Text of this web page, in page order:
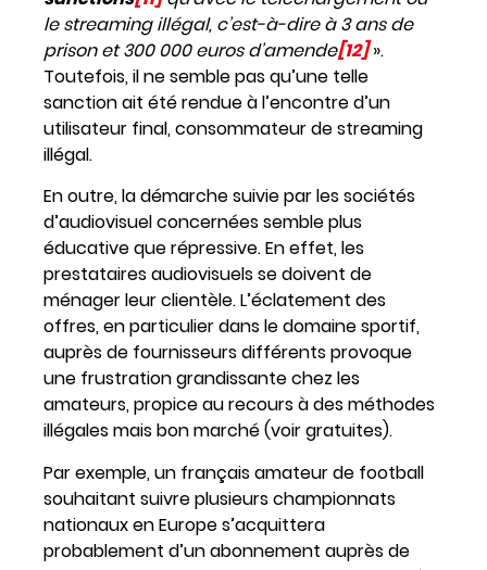
le streaming illégal, c’est-à-dire à 3 ans de
prison et 300 000 euros d’amende[12]».
Toutefois, il ne semble pas qu’une telle
sanction ait été rendue à l’encontre d’un
utilisateur final, consommateur de streaming
illégal.
En outre, la démarche suivie par les sociétés
d’audiovisuel concernées semble plus
éducative que répressive. En effet, les
prestataires audiovisuels se doivent de
ménager leur clientèle. L’éclatement des
offres, en particulier dans le domaine sportif,
auprès de fournisseurs différents provoque
une frustration grandissante chez les
amateurs, propice au recours à des méthodes
illégales mais bon marché (voir gratuites).
Par exemple, un français amateur de football
souhaitant suivre plusieurs championnats
nationaux en Europe s’acquittera
probablement d’un abonnement auprès de